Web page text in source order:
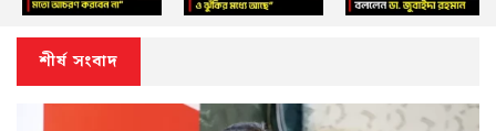
শীর্ষ সংবাদ